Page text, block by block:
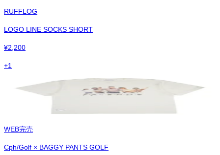
RUFFLOG
LOGO LINE SOCKS SHORT
¥2,200
+1
WEB完売
Cph/Golf × BAGGY PANTS GOLF